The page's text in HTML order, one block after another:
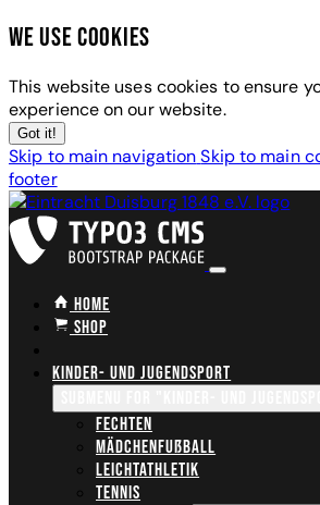
We use cookies
This website uses cookies to ensure
experience on our website.
Got it!
Skip to main navigation Skip to main
footer
Home
Shop
Kinder- und Jugendsport
Fechten
Mädchenfußball
Leichtathletik
Tennis